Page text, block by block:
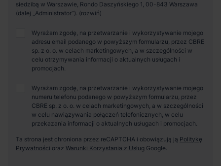
siedzibą w Warszawie, Rondo Daszyńskiego 1, 00-843 Warszawa
(dalej „Administrator”).
Wyrażam zgodę, na przetwarzanie i wykorzystywanie mojego
adresu email podanego w powyższym formularzu, przez CBRE
sp. z o. o. w celach marketingowych, a w szczególności w
celu otrzymywania informacji o aktualnych usługach i
promocjach.
Wyrażam zgodę, na przetwarzanie i wykorzystywanie mojego
numeru telefonu podanego w powyższym formularzu, przez
CBRE sp. z o. o. w celach marketingowych, a w szczególności
w celu nawiązywania połączeń telefonicznych, w celu
przekazania informacji o aktualnych usługach i promocjach.
Ta strona jest chroniona przez reCAPTCHA i obowiązują ją Politykę
Prywatności oraz Warunki Korzystania z Usług Google.